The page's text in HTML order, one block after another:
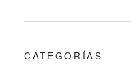
CATEGORÍAS